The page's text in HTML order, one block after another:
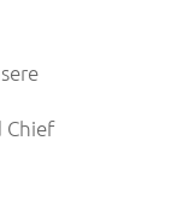
Chief